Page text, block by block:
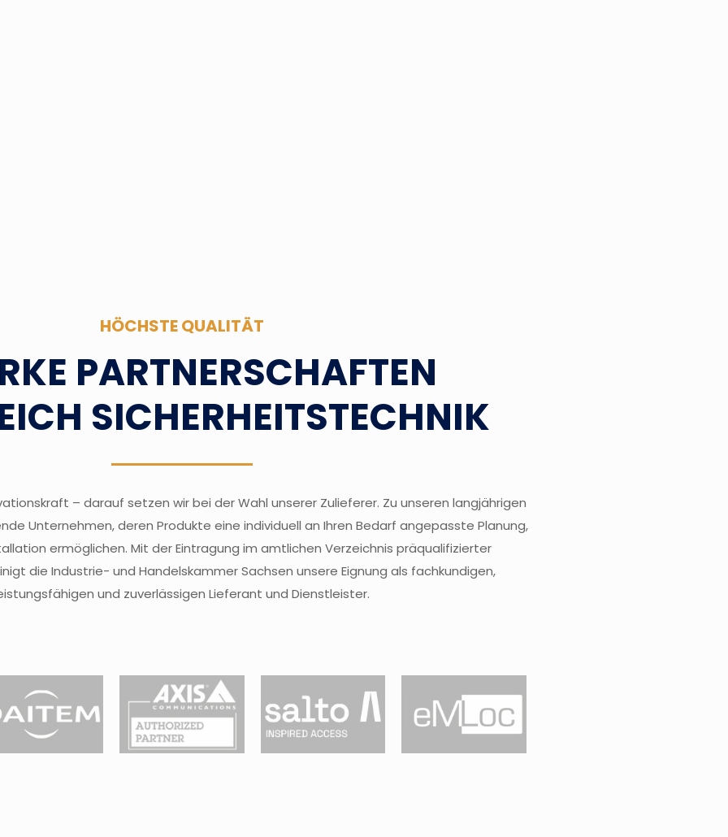
HÖCHSTE QUALITÄT
PARTNERSCHAFTEN
SICHERHEITSTECHNIK
– darauf setzen wir bei der Wahl unserer Zulieferer. Zu unseren langjährigen
Unternehmen, deren Produkte eine individuell an Ihren Bedarf angepasste Planung,
ermöglichen. Mit der Eintragung im amtlichen Verzeichnis präqualifizierter
die Industrie- und Handelskammer Sachsen unsere Eignung als fachkundigen,
und zuverlässigen Lieferant und Dienstleister.